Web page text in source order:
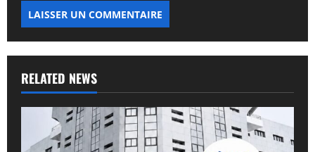
RELATED NEWS